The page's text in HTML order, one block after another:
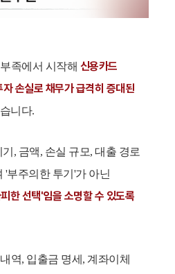
족에서 시작해 신용카드
손실로 채무가 급격히 증대된
니다.
, 금액, 손실 규모, 대출 경로
'부주의한 투기'가 아닌
한 선택'임을 소명할 수 있도록
역, 입출금 명세, 계좌이체